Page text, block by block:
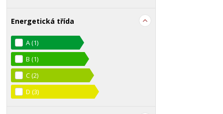
Energetická třída
A(1)
B(1)
C(2)
D(3)